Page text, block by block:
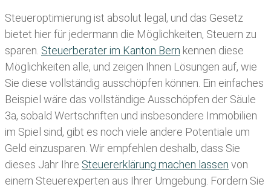
Steueroptimierung ist absolut legal, und das Gesetz
bietet hier für jedermann die Möglichkeiten, Steuern zu
sparen. Steuerberater im K anton Bern kennen diese
Möglichkeiten alle, und zeigen Ihnen Lösungen auf, wie
Sie diese vollständig ausschöpfen können. Ein einfaches
Beispiel wäre das vollständige Ausschöpfen der Säule
3a, sobald Wertschriften und insbesondere Immobilien
im Spiel sind, gibt es noch viele andere Potentiale um
Geld einzusparen. Wir empfehlen deshalb, dass Sie
dieses Jahr Ihre Steuererklärung machen lassen von
einem Steuerexperten aus Ihrer Umgebung. Fordern Sie